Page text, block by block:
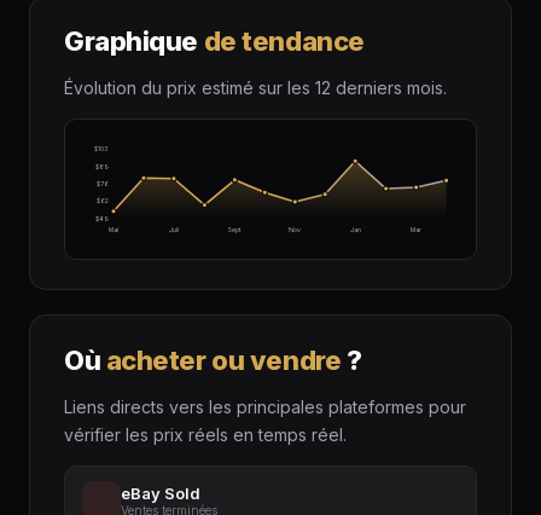
Graphique de tendance
Évolution du prix estimé sur les 12 derniers mois.
$49
$62
$76
$89
$103
Mai Juil Sept Nov Jan Mar
Où acheter ou vendre ?
Liens directs vers les principales plateformes pour
vérifier les prix réels en temps réel.
eBay Sold
Ventes terminées